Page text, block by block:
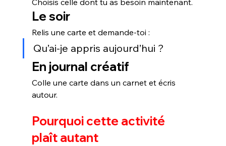
Choisis celle dont tu as besoin maintenant.
Le soir
Relis une carte et demande-toi :
Qu’ai-je appris aujourd’hui ?
En journal créatif
Colle une carte dans un carnet et écris
autour.
Pourquoi cette activité
plaît autant